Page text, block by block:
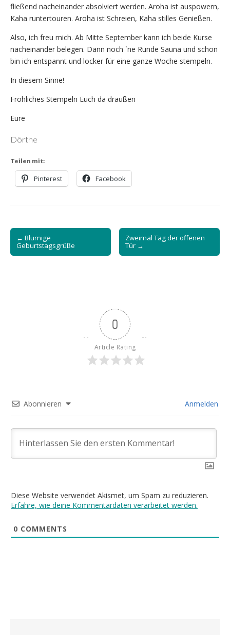
fließend nacheinander absolviert werden. Aroha ist auspowern,
Kaha runtertouren. Aroha ist Schreien, Kaha stilles Genießen.
Also, ich freu mich. Ab Mitte September kann ich beide Kurse
nacheinander belegen. Dann noch `ne Runde Sauna und schon
bin ich entspannt und locker für eine ganze Woche stempeln.
In diesem Sinne!
Fröhliches Stempeln Euch da draußen
Eure
Dörthe
Teilen mit:
Pinterest Facebook
Post
navigation
← Blumige
Geburtstagsgrüße
Zweimal Tag der offenen
Tür →
0
Article Rating
Abonnieren Anmelden
Diese Website verwendet Akismet, um Spam zu reduzieren.
Erfahre, wie deine Kommentardaten verarbeitet werden.
0 COMMENTS